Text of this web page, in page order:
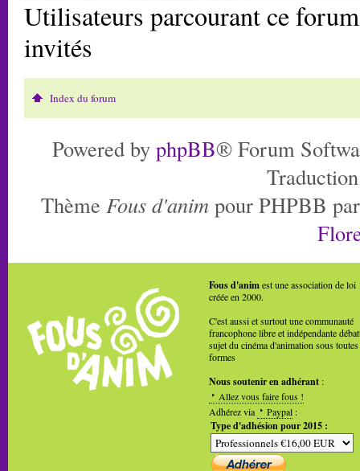
Utilisateurs parcourant ce
invités
Index du forum
Powered by phpBB® Forum
Thème Fous d'anim pour PHPBB
Fous d'animest une association de loi
créée en 2000.
C'est aussi et surtout une communauté
francophone libre et indépendante
sujet du cinéma d'animation sous toutes
formes
Nous soutenir en adhérant :
Allez vous faire fous !
Adhérez via
Paypal :
Type d'adhésion pour 2015 :